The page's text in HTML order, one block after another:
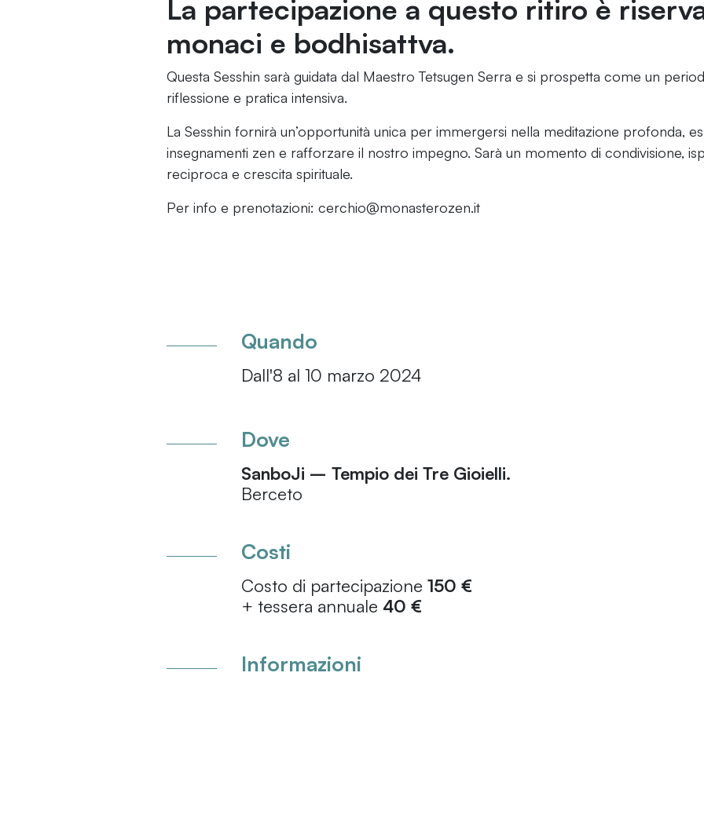
La partecipazione a questo ritiro è
monaci e bodhisattva.
Questa Sesshin sarà guidata dal Maestro Tetsugen Serra e si prospetta come un
riflessione e pratica intensiva.
La Sesshin fornirà un’opportunità unica per immergersi nella meditazione profonda,
insegnamenti zen e rafforzare il nostro impegno. Sarà un momento di condivisione,
reciproca e crescita spirituale.
Per info e prenotazioni: cerchio@monasterozen.it
Quando
Dall'8 al 10 marzo 2024
Dove
SanboJi – Tempio dei Tre Gioielli.
Berceto
Costi
Costo di partecipazione 150 €
+ tessera annuale 40 €
Informazioni